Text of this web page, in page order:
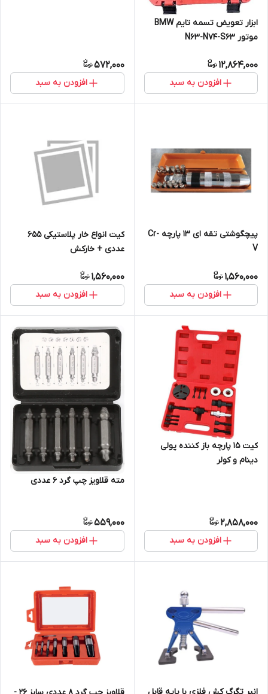
ابزار تعویض تسمه تایم BMW
موتور N63-N74-S63
12,864,000
افزودن به سبد
572,000
افزودن به سبد
پیچگوشتی تقه ای 13 پارچه Cr-
V
1,560,000
افزودن به سبد
کیت انواع خار پلاستیکی 655
عددی + خارکش
1,560,000
افزودن به سبد
کیت 15 پارچه باز کننده پولی
دینام و کولر
2,858,000
افزودن به سبد
مته قلاویز چپ گرد 6 عددی
559,000
افزودن به سبد